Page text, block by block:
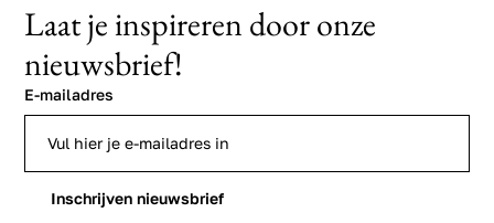
Laat je inspireren door onze
nieuwsbrief!
E-mailadres
Inschrijven nieuwsbrief